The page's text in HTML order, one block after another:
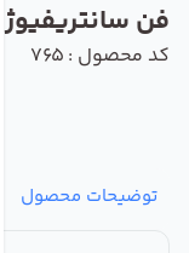
فن
کد محصول : 765
توضیحات محصول